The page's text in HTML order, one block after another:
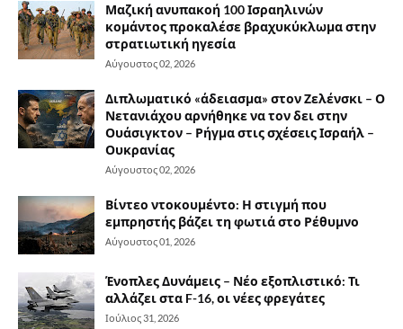
Μαζική ανυπακοή 100 Ισραηλινών
κομάντος προκαλέσε βραχυκύκλωμα στην
στρατιωτική ηγεσία
Αύγουστος 02, 2026
Διπλωματικό «άδειασμα» στον Ζελένσκι – Ο
Νετανιάχου αρνήθηκε να τον δει στην
Ουάσιγκτον – Ρήγμα στις σχέσεις Ισραήλ –
Ουκρανίας
Αύγουστος 02, 2026
Βίντεο ντοκουμέντο: Η στιγμή που
εμπρηστής βάζει τη φωτιά στο Ρέθυμνο
Αύγουστος 01, 2026
Ένοπλες Δυνάμεις – Νέο εξοπλιστικό: Τι
αλλάζει στα F-16, οι νέες φρεγάτες
Ιούλιος 31, 2026